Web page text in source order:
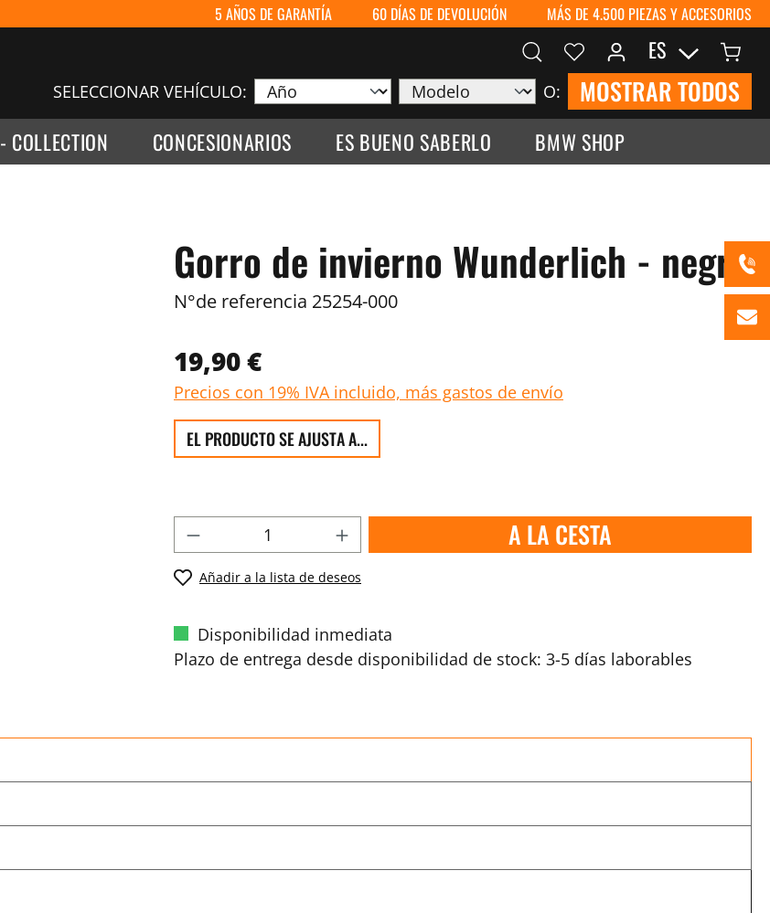
5 AÑOS DE GARANTÍA 60 DÍAS DE DEVOLUCIÓN MÁS DE 4.500 PIEZAS Y ACCESORIOS
SELECCIONAR VEHÍCULO: O: MOSTRAR TODOS
ES
- COLLECTION CONCESIONARIOS ES BUENO SABERLO BMW SHOP
Gorro de invierno Wunderlich - negro
N°de referencia 25254-000
19,90 €
Precios con 19% IVA incluido, más gastos de envío
EL PRODUCTO SE AJUSTA A...
A LA CESTA
Añadir a la lista de deseos
Disponibilidad inmediata
Plazo de entrega desde disponibilidad de stock: 3-5 días laborables